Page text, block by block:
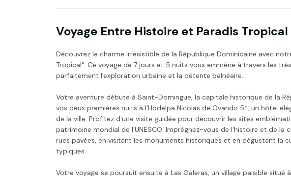
Voyage Entre Histoire et Paradis Tropical
Découvrez le charme irrésistible de la République Dominicaine avec
Tropical". Ce voyage de 7 jours et 5 nuits vous emmène à travers les
parfaitement l'exploration urbaine et la détente balnéaire.
Votre aventure débute à Saint-Domingue, la capitale historique de la
vos deux premières nuits à l'Hodelpa Nicolas de Ovando 5*, un hôtel
de la ville. Profitez d'une visite guidée pour découvrir les sites
patrimoine mondial de l'UNESCO. Imprégnez-vous de l'histoire et de la
rues pavées, en visitant les monuments historiques et en dégustant la
typiques.
Votre voyage se poursuit ensuite à Las Galeras, un village paisible situé